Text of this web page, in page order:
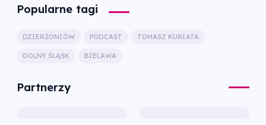
Popularne tagi
DZIERŻONIÓW PODCAST TOMASZ KURIATA
DOLNY ŚLĄSK BIELAWA
Partnerzy